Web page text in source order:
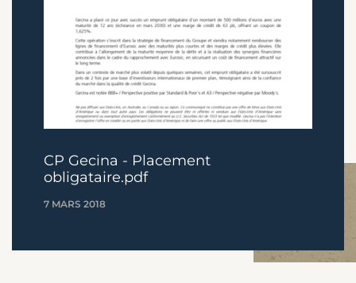
CP Gecina - Placement
obligataire.pdf
7 MARS 2018